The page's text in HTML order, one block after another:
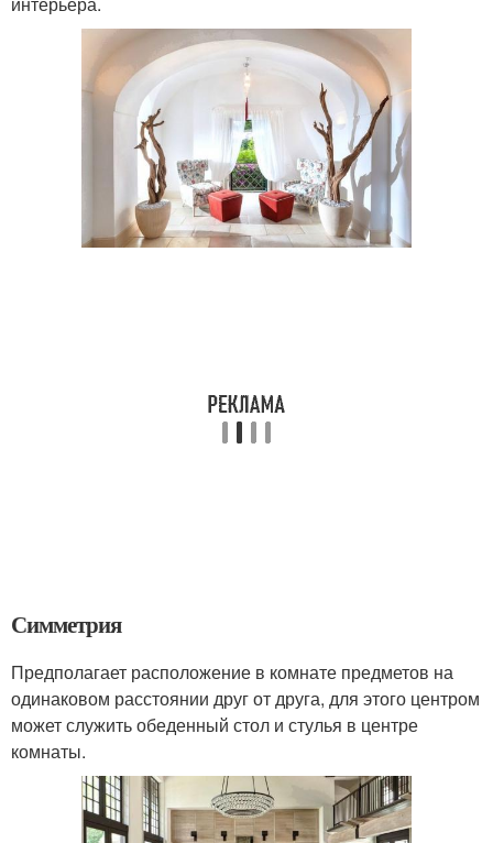
Симметрия
Предполагает расположение в комнате предметов на
одинаковом расстоянии друг от друга, для этого центром
может служить обеденный стол и стулья в центре
комнаты.